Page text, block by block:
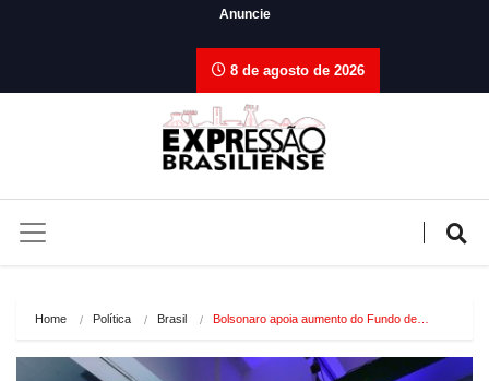
Anuncie
8 de agosto de 2026
Home Política Brasil Bolsonaro apoia aumento do Fundo de…